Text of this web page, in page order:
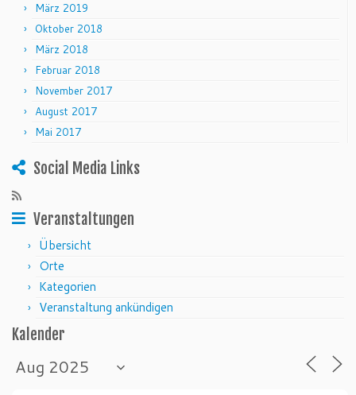
März 2019
Oktober 2018
März 2018
Februar 2018
November 2017
August 2017
Mai 2017
Social Media Links
Veranstaltungen
Übersicht
Orte
Kategorien
Veranstaltung ankündigen
Kalender